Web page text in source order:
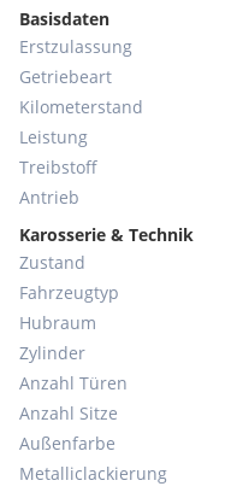
Basisdaten
Erstzulassung
Getriebeart
Kilometerstand
Leistung
Treibstoff
Antrieb
Karosserie & Technik
Zustand
Fahrzeugtyp
Hubraum
Zylinder
Anzahl Türen
Anzahl Sitze
Außenfarbe
Metallic­lackierung